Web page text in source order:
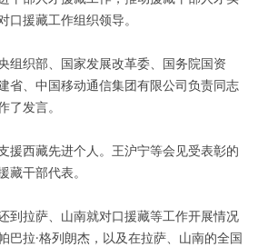
口援藏工作组织领导。
组织部、国家发展改革委、国务院国资
省、中国移动通信集团有限公司负责同志
了发言。
援西藏先进个人。王沪宁等会见受表彰的
藏干部代表。
到拉萨、山南就对口援藏等工作开展情况
巴拉·格列朗杰，以及在拉萨、山南的全国